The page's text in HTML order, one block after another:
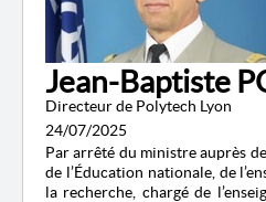
Jean-Baptiste
Directeur de Polytech Lyon
24/07/2025
Par arrêté du ministre auprès
de l’Éducation nationale, de
la recherche, chargé de